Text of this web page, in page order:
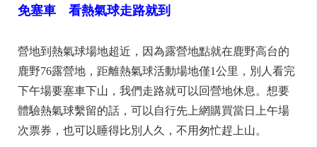
免塞車 看熱氣球走路就到
營地到熱氣球場地超近，因為露營地點就在鹿野高台的
鹿野76露營地，距離熱氣球活動場地僅1公里，別人看完
下午場要塞車下山，我們走路就可以回營地休息。想要
體驗熱氣球繫留的話，可以自行先上網購買當日上午場
次票券，也可以睡得比別人久，不用匆忙趕上山。